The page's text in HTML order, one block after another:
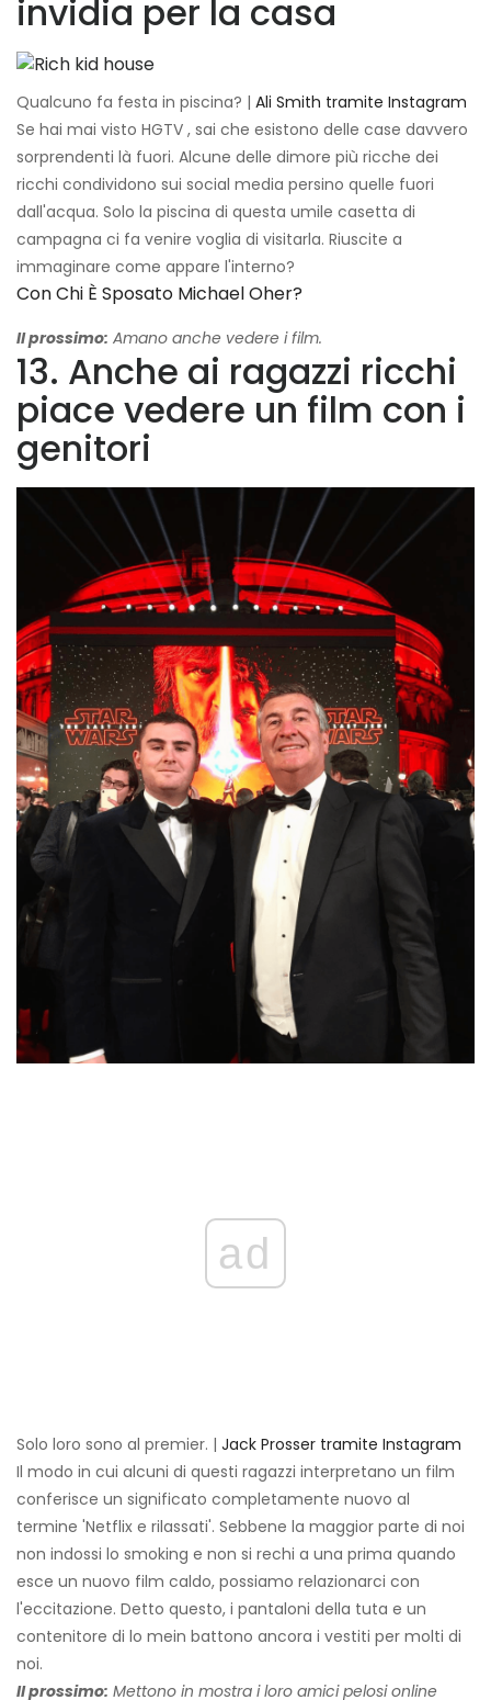
invidia per la casa
Qualcuno fa festa in piscina? | Ali Smith tramite Instagram
Se hai mai visto HGTV , sai che esistono delle case davvero
sorprendenti là fuori. Alcune delle dimore più ricche dei
ricchi condividono sui social media persino quelle fuori
dall'acqua. Solo la piscina di questa umile casetta di
campagna ci fa venire voglia di visitarla. Riuscite a
immaginare come appare l'interno?
Con Chi È Sposato Michael Oher?
Il prossimo: Amano anche vedere i film.
13. Anche ai ragazzi ricchi
piace vedere un film con i
genitori
ad
Solo loro sono al premier. | Jack Prosser tramite Instagram
Il modo in cui alcuni di questi ragazzi interpretano un film
conferisce un significato completamente nuovo al
termine 'Netflix e rilassati'. Sebbene la maggior parte di noi
non indossi lo smoking e non si rechi a una prima quando
esce un nuovo film caldo, possiamo relazionarci con
l'eccitazione. Detto questo, i pantaloni della tuta e un
contenitore di lo mein battono ancora i vestiti per molti di
noi.
Il prossimo: Mettono in mostra i loro amici pelosi online